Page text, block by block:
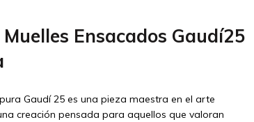
Ensacados Gaudí25
Gaudí 25 es una pieza maestra en el arte
creación pensada para aquellos que valoran